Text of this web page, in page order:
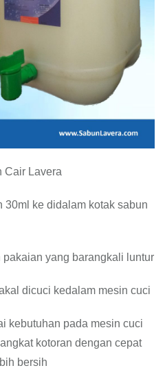
Cair Lavera
30ml ke didalam kotak sabun
yang barangkali luntur
dicuci kedalam mesin cuci
kebutuhan pada mesin cuci
kotoran dengan cepat
bersih